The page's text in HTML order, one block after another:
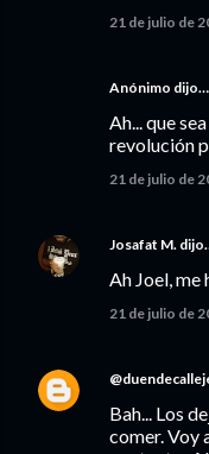
21 de julio de
Anónimo dijo…
Ah... que
revolución
21 de julio de
Josafat M.
Ah Joel, me
21 de julio de
Bah... Los
comer. Voy